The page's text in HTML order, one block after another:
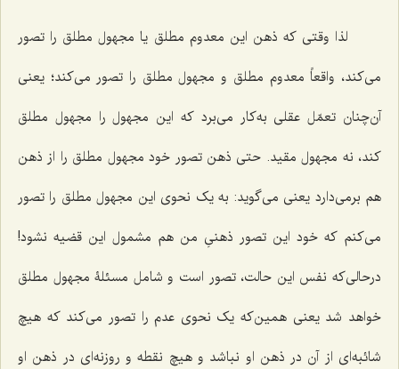
لذا وقتی که ذهن این معدوم مطلق یا مجهول مطلق را تصور
می‌کند، واقعاً معدوم مطلق و مجهول مطلق را تصور می‌کند؛ یعنی
آن‌چنان تعمّل عقلی به‌کار می‌برد که این مجهول را مجهول مطلق
کند، نه مجهول مقید. حتی ذهن تصور خود مجهول مطلق را از ذهن
هم برمی‌دارد یعنی می‌گوید: به یک نحوی این مجهول مطلق را تصور
می‌کنم که خود این تصور ذهنیِ من هم مشمول این قضیه نشود!
درحالی‌که نفس این حالت، تصور است و شامل مسئلۀ مجهول مطلق
خواهد شد یعنی همین‌که یک نحوی عدم را تصور می‌کند که هیچ
شائبه‌ای از آن در ذهن او نباشد و هیچ نقطه و روزنه‌ای در ذهن او